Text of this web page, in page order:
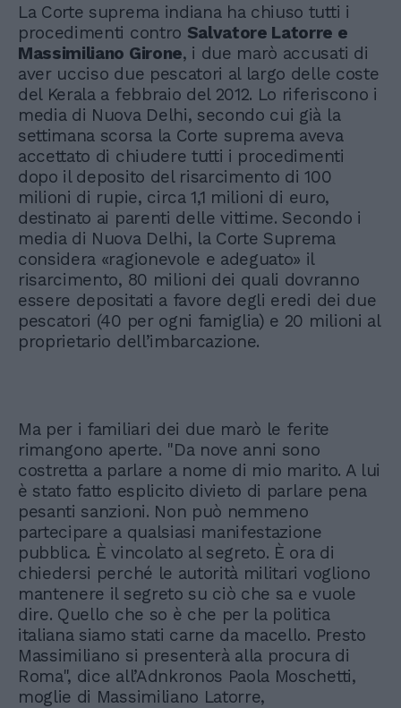
La Corte suprema indiana ha chiuso tutti i
procedimenti contro Salvatore Latorre e
Massimiliano Girone, i due marò accusati di
aver ucciso due pescatori al largo delle coste
del Kerala a febbraio del 2012. Lo riferiscono i
media di Nuova Delhi, secondo cui già la
settimana scorsa la Corte suprema aveva
accettato di chiudere tutti i procedimenti
dopo il deposito del risarcimento di 100
milioni di rupie, circa 1,1 milioni di euro,
destinato ai parenti delle vittime. Secondo i
media di Nuova Delhi, la Corte Suprema
considera «ragionevole e adeguato» il
risarcimento, 80 milioni dei quali dovranno
essere depositati a favore degli eredi dei due
pescatori (40 per ogni famiglia) e 20 milioni al
proprietario dell’imbarcazione.
Ma per i familiari dei due marò le ferite
rimangono aperte. "Da nove anni sono
costretta a parlare a nome di mio marito. A lui
è stato fatto esplicito divieto di parlare pena
pesanti sanzioni. Non può nemmeno
partecipare a qualsiasi manifestazione
pubblica. È vincolato al segreto. È ora di
chiedersi perché le autorità militari vogliono
mantenere il segreto su ciò che sa e vuole
dire. Quello che so è che per la politica
italiana siamo stati carne da macello. Presto
Massimiliano si presenterà alla procura di
Roma", dice all’Adnkronos Paola Moschetti,
moglie di Massimiliano Latorre,